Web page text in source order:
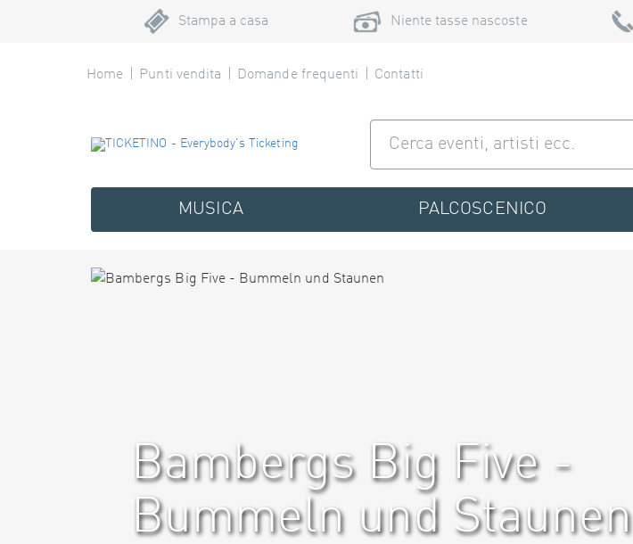
Stampa a casa Niente tasse nascoste
Home Punti vendita Domande frequenti Contatti
MUSICA PALCOSCENICO
Bambergs Big Five -
Bummeln und Staunen